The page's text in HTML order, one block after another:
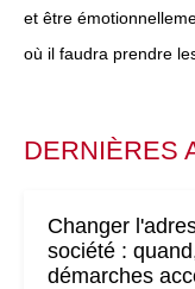
et être
où il faudra prendre
DERNIÈRES
Changer
société :
démarches